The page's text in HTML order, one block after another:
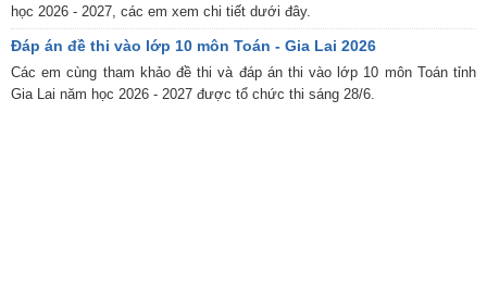
học 2026 - 2027, các em xem chi tiết dưới đây.
Đáp án đề thi vào lớp 10 môn Toán - Gia Lai 2026
Các em cùng tham khảo đề thi và đáp án thi vào lớp 10 môn Toán tỉnh
Gia Lai năm học 2026 - 2027 được tổ chức thi sáng 28/6.